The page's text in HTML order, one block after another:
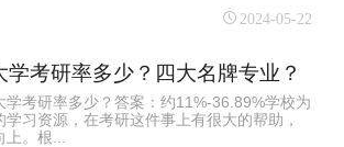
2024-05-22
学考研率多少？四大名牌专业？
学考研率多少？答案：约11%-36.89%学校为
习资源，在考研这件事上有很大的帮助，
。根...